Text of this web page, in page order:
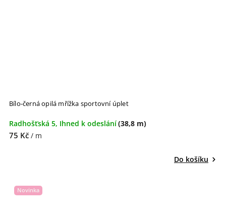
Bílo-černá opilá mřížka sportovní úplet
Radhošťská 5, Ihned k odeslání(38,8 m)
75 Kč / m
Do košíku
Novinka